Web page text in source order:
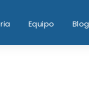
Equipo Blog